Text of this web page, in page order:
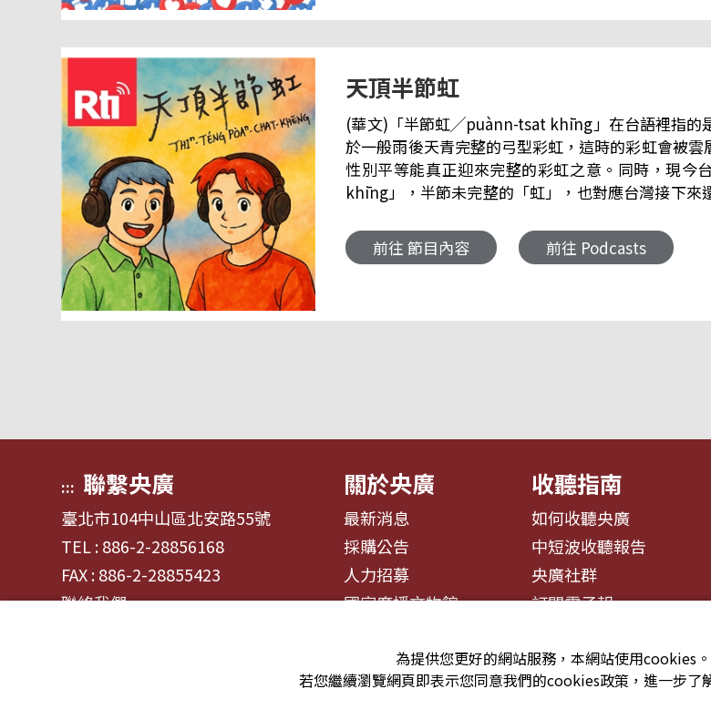
天頂半節虹
(華文)「半節虹╱puànn-tsat khīng」在台語裡指的
於一般雨後天青完整的弓型彩虹，這時的彩虹會被
性別平等能真正迎來完整的彩虹之意。同時，現
khīng」，半節未完整的「虹」，也對應台灣接下來還需要
覕？咱來破解雲霧後壁的性別玄機！ 前往＞＞央廣臺灣台語迷眾頁 聽友來函：atlantis919@rti.org.tw
【 面冊迷眾頁】 ＞＞亞特陪你káng台語 ＞＞佑仁 【 Instagram】 ＞＞亞特陪你káng台語 ＞＞
前往 節目內容 前往 Podcasts
::: 聯繫央廣
臺北市104中山區北安路55號
TEL : 886-2-28856168
FAX : 886-2-28855423
聯絡我們
關於央廣
最新消息
採購公告
人力招募
國家廣播文物館
收聽指南
如何收聽央廣
中短波收聽報告
央廣社群
訂閱電子報
為提供您更好的網站服務，本網站使用cookies。
若您繼續瀏覽網頁即表示您同意我們的cookies政策，進一步了